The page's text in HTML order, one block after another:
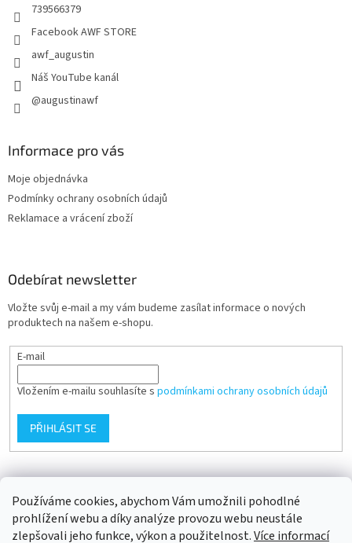
Používáme cookies, abychom Vám umožnili pohodlné
prohlížení webu a díky analýze provozu webu neustále
zlepšovali jeho funkce, výkon a použitelnost.Více informací
739566379
Facebook AWF STORE
awf_augustin
Náš YouTube kanál
@augustinawf
Informace pro vás
Moje objednávka
Podmínky ochrany osobních údajů
Reklamace a vrácení zboží
Odebírat newsletter
Vložte svůj e-mail a my vám budeme zasílat informace o nových
produktech na našem e-shopu.
E-mail
Vložením e-mailu souhlasíte s podmínkami ochrany osobních údajů
PŘIHLÁSIT SE